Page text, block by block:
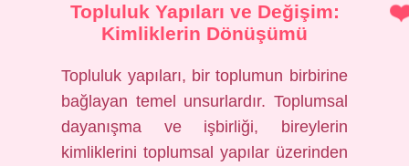
Topluluk Yapıları ve Değişim:
Kimliklerin Dönüşümü
Topluluk yapıları, bir toplumun birbirine
bağlayan temel unsurlardır. Toplumsal
dayanışma ve işbirliği, bireylerin
kimliklerini toplumsal yapılar üzerinden